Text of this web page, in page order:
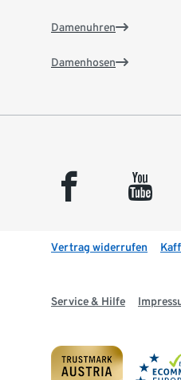
Damenuhren
Damenhosen
facebook youtube
Vertrag widerrufen
Service & Hilfe